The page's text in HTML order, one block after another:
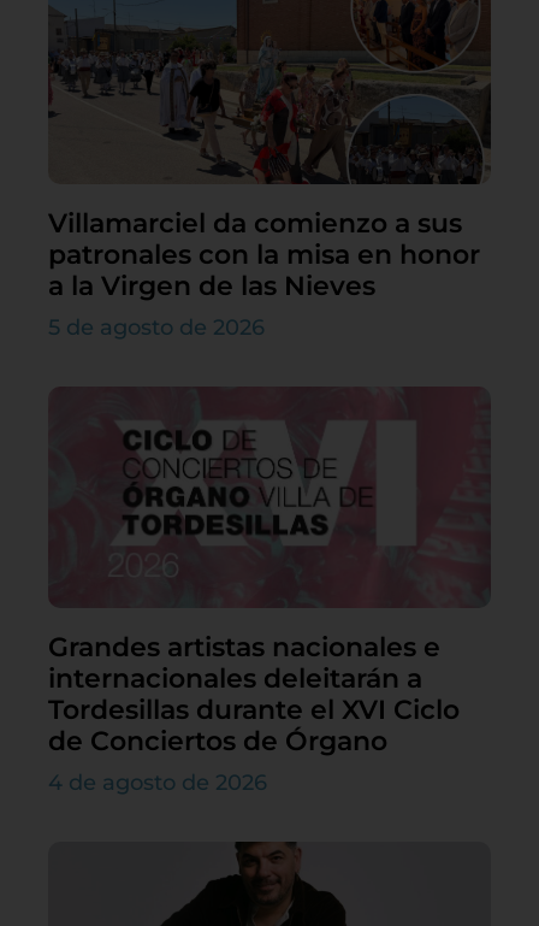
Villamarciel da comienzo a sus
patronales con la misa en honor
a la Virgen de las Nieves
5 de agosto de 2026
Grandes artistas nacionales e
internacionales deleitarán a
Tordesillas durante el XVI Ciclo
de Conciertos de Órgano
4 de agosto de 2026